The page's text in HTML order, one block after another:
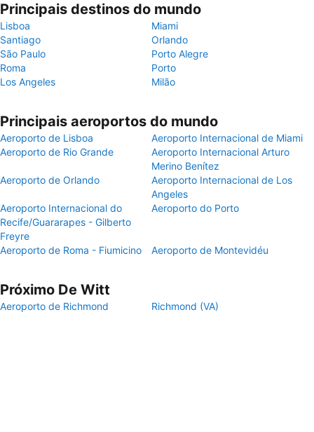
Principais destinos do mundo
Lisboa
Miami
Santiago
Orlando
São Paulo
Porto Alegre
Roma
Porto
Los Angeles
Milão
Principais aeroportos do mundo
Aeroporto de Lisboa
Aeroporto Internacional de Miami
Aeroporto de Rio Grande
Aeroporto Internacional Arturo
Merino Benítez
Aeroporto de Orlando
Aeroporto Internacional de Los
Angeles
Aeroporto Internacional do
Recife/Guararapes - Gilberto
Freyre
Aeroporto do Porto
Aeroporto de Roma - Fiumicino Aeroporto de Montevidéu
Próximo De Witt
Aeroporto de Richmond Richmond (VA)